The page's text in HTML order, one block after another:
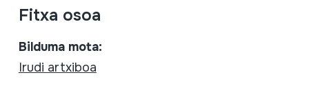
Fitxa osoa
Bilduma mota:
Irudi artxiboa